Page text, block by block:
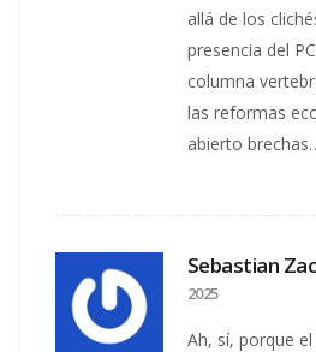
allá de los
presencia del
columna
las reformas
abierto
Sebastian
2025
Ah, sí, porque